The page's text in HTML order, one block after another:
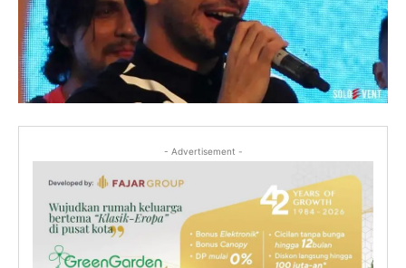
- Advertisement -